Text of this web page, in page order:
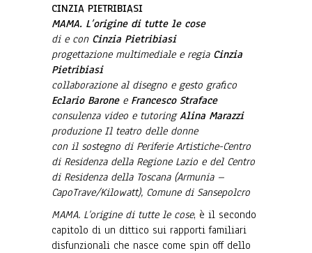
CINZIA PIETRIBIASI
MAMA. L’origine di tutte le cose
di e con Cinzia Pietribiasi
progettazione multimediale e regia Cinzia
Pietribiasi
collaborazione al disegno e gesto grafico
Eclario Baronee Francesco Straface
consulenza video e tutoringAlina Marazzi
produzione Il teatro delle donne
con il sostegno di Periferie Artistiche-Centro
di Residenza della Regione Lazio e del Centro
di Residenza della Toscana (Armunia –
CapoTrave/Kilowatt), Comune di Sansepolcro
MAMA. L’origine di tutte le cose, è il secondo
capitolo di un dittico sui rapporti familiari
disfunzionali che nasce come spin off dello